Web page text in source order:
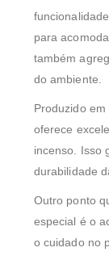
para
também
do ambiente.
Produzido
oferece
incenso. Isso
durabilidade
Outro ponto
especial é o
o cuidado no